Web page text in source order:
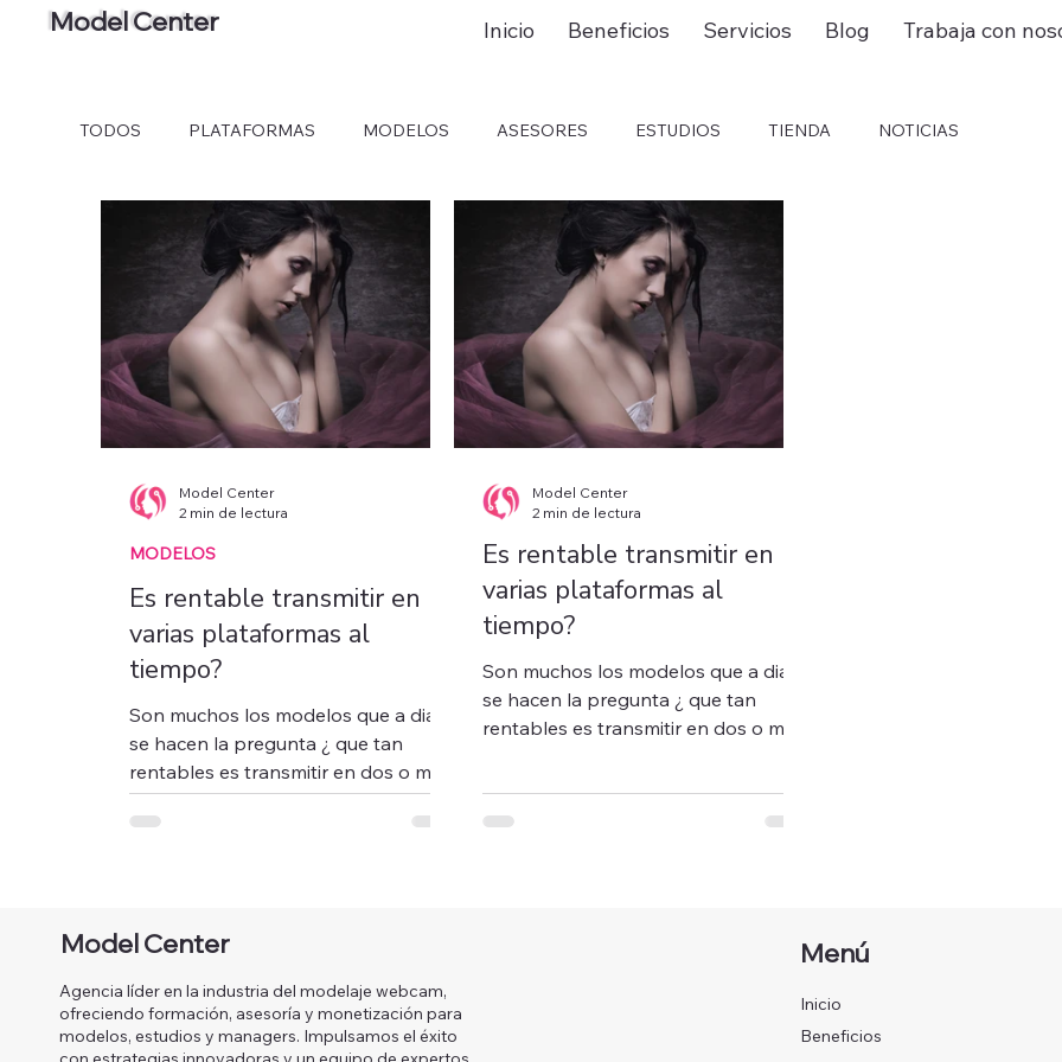
Inicio Beneficios Servicios Blog Trabaja con
Model Center
TODOS PLATAFORMAS MODELOS ASESORES ESTUDIOS TIENDA NOTICIAS
Es rentable transmitir en
varias plataformas al
tiempo?
Son muchos los modelos que a diario
se hacen la pregunta ¿ que tan
rentables es transmitir en dos o mas
plataformas al mismo tiempo? sin...
MODELOS
Model Center
2 min de lectura
Es rentable transmitir en
varias plataformas al
tiempo?
Son muchos los modelos que a diario
se hacen la pregunta ¿ que tan
rentables es transmitir en dos o mas
Model Center
2 min de lectura
Model Center
Agencia líder en la industria del modelaje webcam,
ofreciendo formación, asesoría y monetización para
modelos, estudios y managers. Impulsamos el éxito
Menú
Inicio
Beneficios